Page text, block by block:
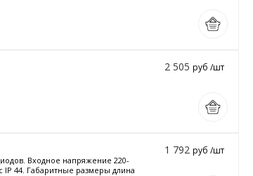
2 505 руб /шт
Входное напряжение 220-
IP 44. Габаритные размеры длина
1 792 руб /шт